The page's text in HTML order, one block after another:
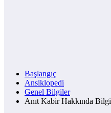
Başlangıç
Ansiklopedi
Genel Bilgiler
Anıt Kabir Hakkında Bilgi